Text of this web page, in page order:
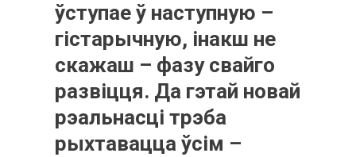
ўступае ў наступную –
гістарычную, інакш не
скажаш – фазу свайго
развіцця. Да гэтай новай
рэальнасці трэба
рыхтавацца ўсім –